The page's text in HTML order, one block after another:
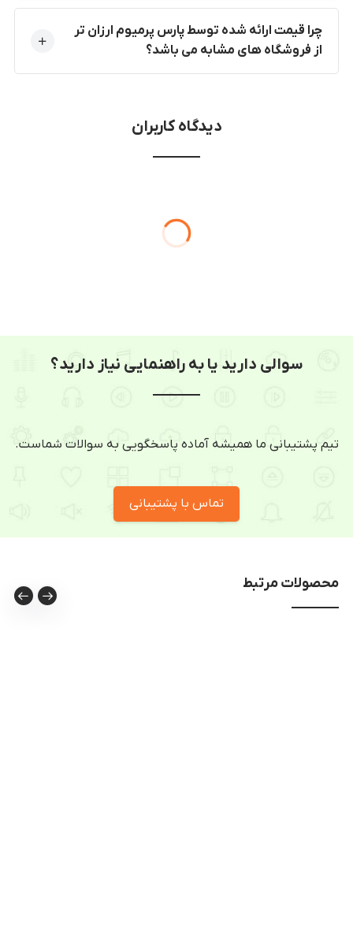
چرا قیمت ارائه شده توسط پارس پرمیوم ارزان تر
از فروشگاه های مشابه می باشد؟
دیدگاه کاربران
سوالی دارید یا به راهنمایی نیاز دارید؟
تیم پشتیبانی ما همیشه آماده پاسخگویی به سوالات شماست.
تماس با پشتیبانی
محصولات مرتبط